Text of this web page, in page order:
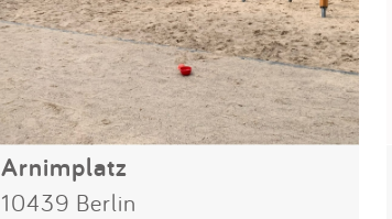
Arnimplatz
10439 Berlin